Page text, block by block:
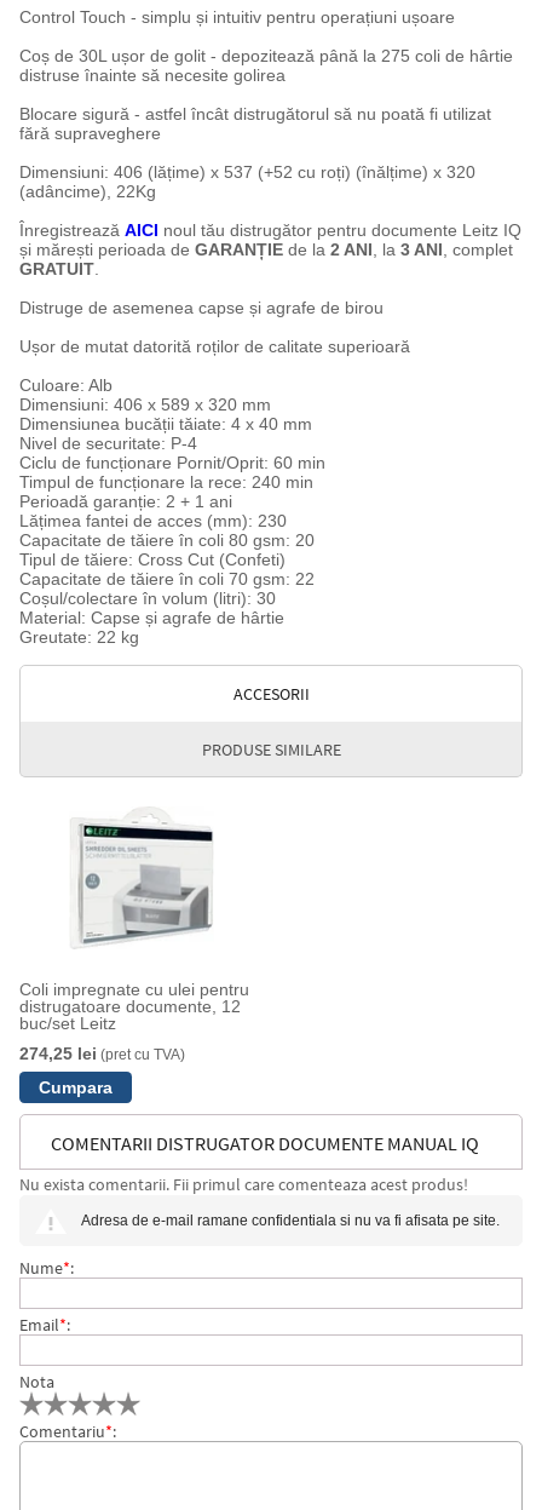
Control Touch - simplu și intuitiv pentru operațiuni ușoare
Coș de 30L ușor de golit - depozitează până la 275 coli de hârtie
distruse înainte să necesite golirea
Blocare sigură - astfel încât distrugătorul să nu poată fi utilizat
fără supraveghere
Dimensiuni: 406 (lățime) x 537 (+52 cu roți) (înălțime) x 320
(adâncime), 22Kg
Înregistrează AICI noul tău distrugător pentru documente Leitz IQ
și mărești perioada de GARANȚIEde la 2 ANI , la 3 ANI , complet
GRATUIT.
Distruge de asemenea capse și agrafe de birou
Ușor de mutat datorită roților de calitate superioară
Culoare: Alb
Dimensiuni: 406 x 589 x 320 mm
Dimensiunea bucății tăiate: 4 x 40 mm
Nivel de securitate: P-4
Ciclu de funcționare Pornit/Oprit: 60 min
Timpul de funcționare la rece: 240 min
Perioadă garanție: 2 + 1 ani
Lățimea fantei de acces (mm): 230
Capacitate de tăiere în coli 80 gsm: 20
Tipul de tăiere: Cross Cut (Confeti)
Capacitate de tăiere în coli 70 gsm: 22
Coșul/colectare în volum (litri): 30
Material: Capse și agrafe de hârtie
Greutate: 22 kg
ACCESORII
PRODUSE SIMILARE
Coli impregnate cu ulei pentru
distrugatoare documente, 12
buc/set Leitz
274,25 lei (pret cu TVA)
COMENTARII DISTRUGATOR DOCUMENTE MANUAL IQ
OFFICE PRO, P4, CROSS-CUT, 20 COLI, COS 30 L, ALB
Nu exista comentarii. Fii primul care comenteaza acest produs!
Adresa de e-mail ramane confidentiala si nu va fi afisata pe site.
Nume*:
Email*:
Nota
Comentariu*: